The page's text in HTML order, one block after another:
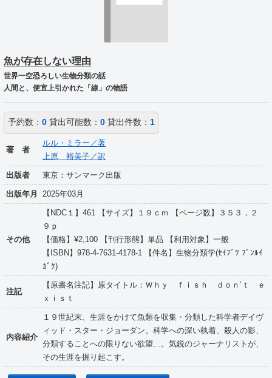
魚が存在しない理由
世界一空恐ろしい生物分類の話
人間と、便宜上引かれた「線」の物語
予約数： 0貸出可能数： 0貸出件数： 1
著 者
ルル・ミラー／著
上原 裕美子／訳
出版者 東京：サンマーク出版
出版年月 2025年03月
その他
【NDC１】461 【サイズ】１９ｃｍ 【ページ数】３５３，２
９ｐ
【価格】¥2,100 【刊行形態】単品 【利用対象】一般
【ISBN】978-4-7631-4178-1 【件名】生物分類学(ｾｲﾌﾞﾂ ﾌﾞﾝﾙｲ
ｶﾞｸ)
注記
【原書名注記】原タイトル：Ｗｈｙ ｆｉｓｈ ｄｏｎ’ｔ ｅ
ｘｉｓｔ
内容紹介
１９世紀末、生涯をかけて魚類を収集・分類した科学者デイヴ
ィッド・スター・ジョーダン。科学への深い執着、殺人の影、
分類することへの限りない欲望…。気鋭のジャーナリストが、
その生涯を掘り起こす。